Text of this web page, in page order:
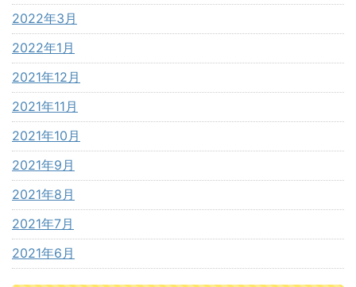
2022年3月
2022年1月
2021年12月
2021年11月
2021年10月
2021年9月
2021年8月
2021年7月
2021年6月